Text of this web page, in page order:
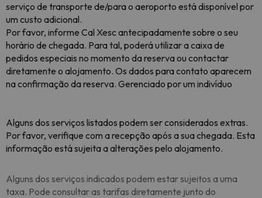
serviço de transporte de/para o aeroporto está disponível por
um custo adicional.
Por favor, informe Cal Xesc antecipadamente sobre o seu
horário de chegada. Para tal, poderá utilizar a caixa de
pedidos especiais no momento da reserva ou contactar
diretamente o alojamento. Os dados para contato aparecem
na confirmação da reserva. Gerenciado por um indivíduo
Alguns dos serviços listados podem ser considerados extras.
Por favor, verifique com a recepção após a sua chegada. Esta
informação está sujeita a alterações pelo alojamento.
Alguns dos serviços indicados podem estar sujeitos a uma
taxa. Pode consultar as tarifas diretamente junto do